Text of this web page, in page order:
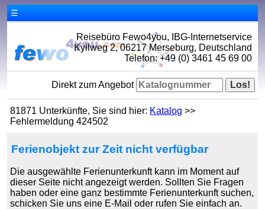
☰
Reisebüro Fewo4you, IBG-Internetservice
Kyllweg 2, 06217 Merseburg, Deutschland
Telefon: +49 (0) 3461 45 69 00
Direkt zum Angebot
81871 Unterkünfte, Sie sind hier: Katalog >>
Fehlermeldung 424502
Ferienobjekt zur Zeit nicht verfügbar
Die ausgewählte Ferienunterkunft kann im Moment auf
dieser Seite nicht angezeigt werden. Sollten Sie Fragen
haben oder eine ganz bestimmte Ferienunterkunft suchen,
schicken Sie uns eine E-Mail oder rufen Sie einfach an.